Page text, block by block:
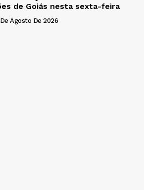
de Goiás nesta sexta-feira
Agosto De 2026